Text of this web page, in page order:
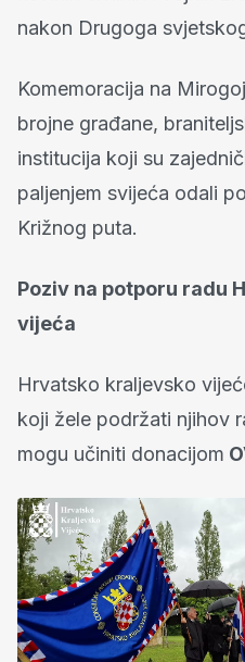
nakon Drugoga
Komemoracija na
brojne građane,
institucija koji su
paljenjem svijeća odali
Križnog puta.
Poziv na potporu radu
vijeća
Hrvatsko kraljevsko
koji žele podržati njihov
mogu učiniti donacijom